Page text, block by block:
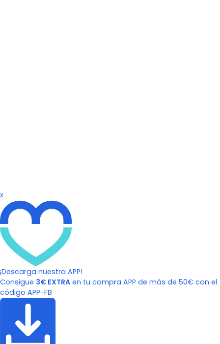
x
¡Descarga nuestra APP!
Consigue 3€ EXTRA en tu compra APP de más de 50€ con el
código APP-FB